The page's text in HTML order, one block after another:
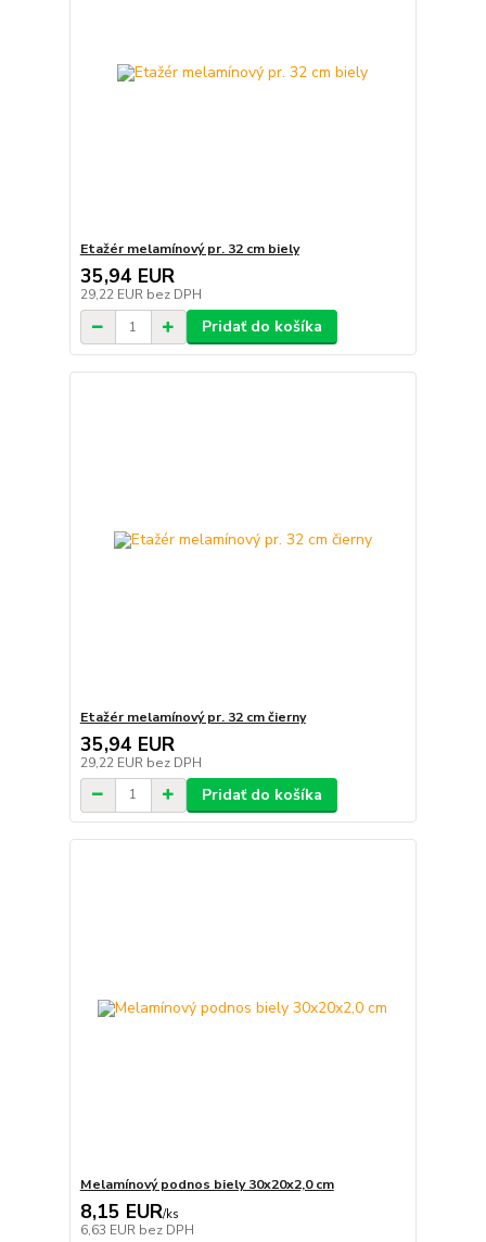
Etažér melamínový pr. 32 cm biely
35,94 EUR
29,22 EUR bez DPH
Pridať do košíka
Etažér melamínový pr. 32 cm čierny
35,94 EUR
29,22 EUR bez DPH
Pridať do košíka
Melamínový podnos biely 30x20x2,0 cm
8,15 EUR/ks
6,63 EUR bez DPH